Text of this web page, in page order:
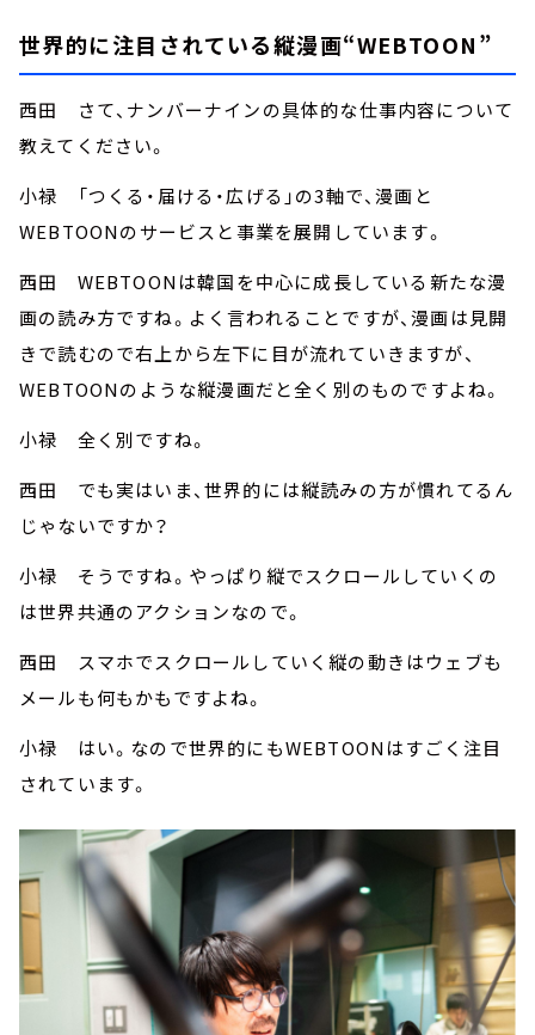
世界的に注目されている縦漫画“WEBTOON”
西田 さて、ナンバーナインの具体的な仕事内容について
教えてください。
小禄 「つくる・届ける・広げる」の3軸で、漫画と
WEBTOONのサービスと事業を展開しています。
西田 WEBTOONは韓国を中心に成長している新たな漫
画の読み方ですね。よく言われることですが、漫画は見開
きで読むので右上から左下に目が流れていきますが、
WEBTOONのような縦漫画だと全く別のものですよね。
小禄 全く別ですね。
西田 でも実はいま、世界的には縦読みの方が慣れてるん
じゃないですか？
小禄 そうですね。やっぱり縦でスクロールしていくの
は世界共通のアクションなので。
西田 スマホでスクロールしていく縦の動きはウェブも
メールも何もかもですよね。
小禄 はい。なので世界的にもWEBTOONはすごく注目
されています。